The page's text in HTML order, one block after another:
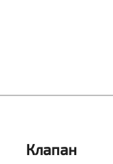
Клапан